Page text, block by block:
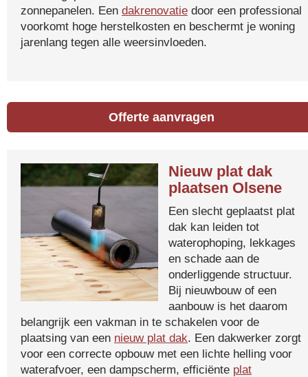
zonnepanelen. Een dakrenovatie door een professional
voorkomt hoge herstelkosten en beschermt je woning
jarenlang tegen alle weersinvloeden.
Offerte aanvragen
Nieuw plat dak
plaatsen Olsene
Een slecht geplaatst plat
dak kan leiden tot
waterophoping, lekkages
en schade aan de
onderliggende structuur.
Bij nieuwbouw of een
aanbouw is het daarom
belangrijk een vakman in te schakelen voor de
plaatsing van een nieuw plat dak. Een dakwerker zorgt
voor een correcte opbouw met een lichte helling voor
waterafvoer, een dampscherm, efficiënte plat